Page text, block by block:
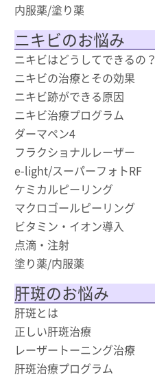
内服薬/塗り薬
ニキビのお悩み
ニキビはどうしてできるの？
ニキビの治療とその効果
ニキビ跡ができる原因
ニキビ治療プログラム
ダーマペン4
フラクショナルレーザー
e-light/スーパーフォトRF
ケミカルピーリング
マクロゴールピーリング
ビタミン・イオン導入
点滴・注射
塗り薬/内服薬
肝斑のお悩み
肝斑とは
正しい肝斑治療
レーザートーニング治療
肝斑治療プログラム